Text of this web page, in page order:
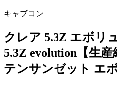
キャブコン
クレア 5.3Z エボリ
5.3Z evolution【生産
テンサンゼット エ